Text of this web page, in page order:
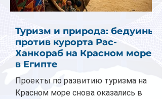
Туризм и природа: бедуины
против курорта Рас-
Ханкораб на Красном море
в Египте
Проекты по развитию туризма на
Красном море снова оказались в